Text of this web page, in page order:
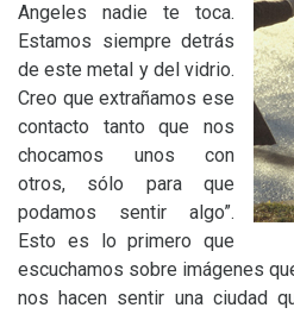
Angeles nadie te toca.
Estamos siempre detrás
de este metal y del vidrio.
Creo que extrañamos ese
contacto tanto que nos
chocamos unos con
otros, sólo para que
podamos sentir algo”.
Esto es lo primero que
escuchamos sobre imágenes
nos hacen sentir una ciudad